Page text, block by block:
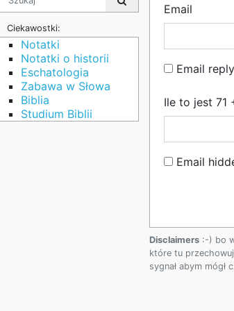
Ciekawostki:
Notatki
Notatki o historii
Eschatologia
Zabawa w Słowa
Biblia
Studium Biblii
Email
Email reply
Ile to jest 71
Email
Disclaimers :-) bo
które tu
sygnał abym mógł